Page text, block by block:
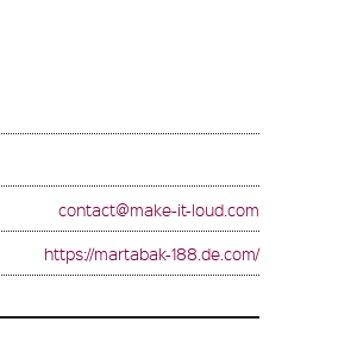
contact@make-it-loud.com
https://martabak-188.de.com/